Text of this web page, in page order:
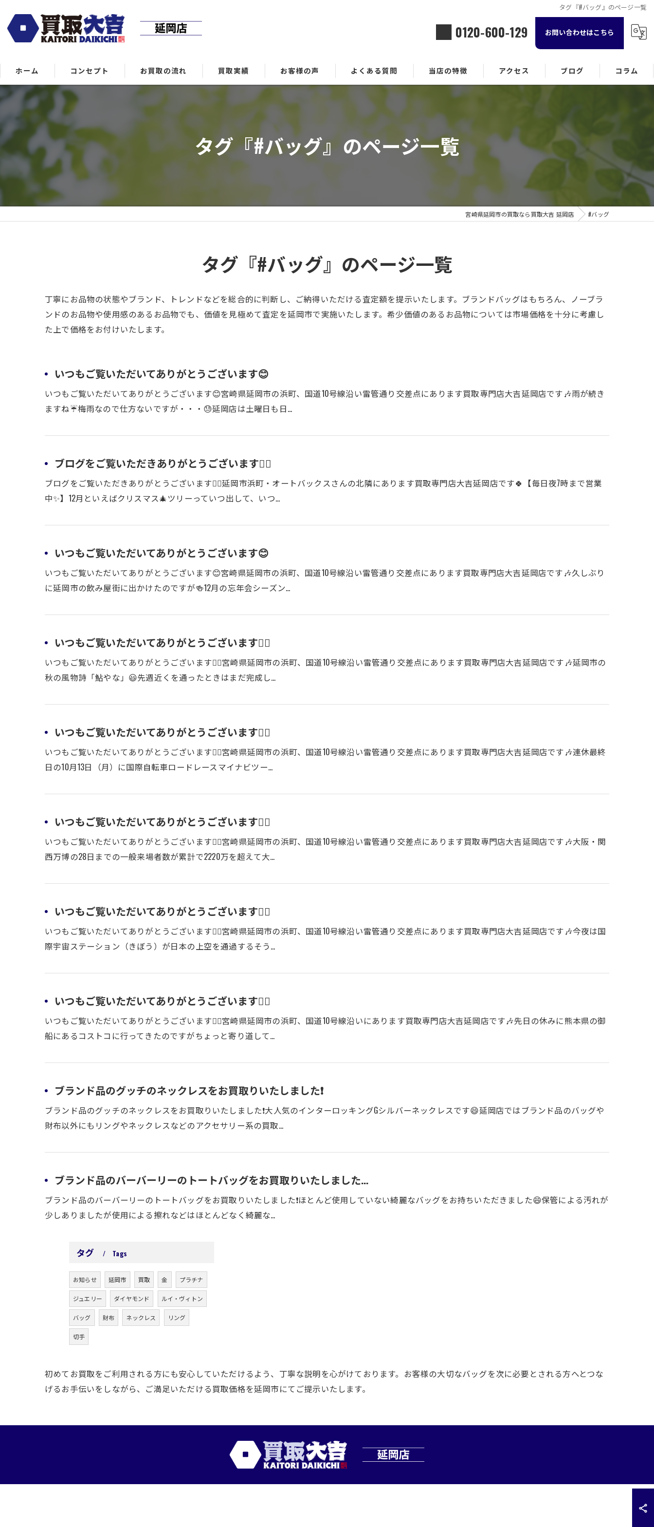
タグ『#バッグ』のページ一覧
0120-600-129 お問い合わせはこちら
ホーム コンセプト お買取の流れ 買取実績 お客様の声 よくある質問 当店の特徴
ブランド品
アクセス ブログ コラム
タグ『#バッグ』のページ一覧
宮崎県延岡市の買取なら買取大吉 延岡店 #バッグ
タグ『#バッグ』のページ一覧
丁寧にお品物の状態やブランド、トレンドなどを総合的に判断し、ご納得いただける査定額を提示いたします。ブランドバッグはもちろん、ノーブラ
ンドのお品物や使用感のあるお品物でも、価値を見極めて査定を延岡市で実施いたします。希少価値のあるお品物については市場価格を十分に考慮し
た上で価格をお付けいたします。
いつもご覧いただいてありがとうございます😊
いつもご覧いただいてありがとうございます😊宮崎県延岡市の浜町、国道10号線沿い雷管通り交差点にあります買取専門店大吉延岡店です🎶雨が続き
ますね☔梅雨なので仕方ないですが・・・😓延岡店は土曜日も日…
ブログをご覧いただきありがとうございます🙇‍♀️
ブログをご覧いただきありがとうございます🙇‍♀️延岡市浜町・オートバックスさんの北隣にあります買取専門店大吉延岡店です🍀【毎日夜7時まで営業
中✨】12月といえばクリスマス🎄ツリーっていつ出して、いつ…
いつもご覧いただいてありがとうございます😊
いつもご覧いただいてありがとうございます😊宮崎県延岡市の浜町、国道10号線沿い雷管通り交差点にあります買取専門店大吉延岡店です🎶久しぶり
に延岡市の飲み屋街に出かけたのですが🍻12月の忘年会シーズン…
いつもご覧いただいてありがとうございます🙇‍♂️
いつもご覧いただいてありがとうございます🙇‍♂️宮崎県延岡市の浜町、国道10号線沿い雷管通り交差点にあります買取専門店大吉延岡店です🎶延岡市の
秋の風物詩「鮎やな」😃先週近くを通ったときはまだ完成し…
いつもご覧いただいてありがとうございます🙇‍♂️
いつもご覧いただいてありがとうございます🙇‍♂️宮崎県延岡市の浜町、国道10号線沿い雷管通り交差点にあります買取専門店大吉延岡店です🎶連休最終
日の10月13日（月）に国際自転車ロードレースマイナビツー…
いつもご覧いただいてありがとうございます🙇‍♂️
いつもご覧いただいてありがとうございます🙇‍♂️宮崎県延岡市の浜町、国道10号線沿い雷管通り交差点にあります買取専門店大吉延岡店です🎶大阪・関
西万博の28日までの一般来場者数が累計で2220万を超えて大…
いつもご覧いただいてありがとうございます🙇‍♂️
いつもご覧いただいてありがとうございます🙇‍♂️宮崎県延岡市の浜町、国道10号線沿い雷管通り交差点にあります買取専門店大吉延岡店です🎶今夜は国
際宇宙ステーション（きぼう）が日本の上空を通過するそう…
いつもご覧いただいてありがとうございます🙇‍♂️
いつもご覧いただいてありがとうございます🙇‍♂️宮崎県延岡市の浜町、国道10号線沿いにあります買取専門店大吉延岡店です🎶先日の休みに熊本県の御
船にあるコストコに行ってきたのですがちょっと寄り道して…
ブランド品のグッチのネックレスをお買取りいたしました❗
ブランド品のグッチのネックレスをお買取りいたしました❗大人気のインターロッキングGシルバーネックレスです😄延岡店ではブランド品のバッグや
財布以外にもリングやネックレスなどのアクセサリー系の買取…
ブランド品のバーバーリーのトートバッグをお買取りいたしました...
ブランド品のバーバーリーのトートバッグをお買取りいたしました❗ほとんど使用していない綺麗なバッグをお持ちいただきました😄保管による汚れが
少しありましたが使用による擦れなどはほとんどなく綺麗な…
タグ Tags
お知らせ 延岡市 買取 金 プラチナ
ジュエリー ダイヤモンド ルイ・ヴィトン
バッグ 財布 ネックレス リング
切手
初めてお買取をご利用される方にも安心していただけるよう、丁寧な説明を心がけております。お客様の大切なバッグを次に必要とされる方へとつな
げるお手伝いをしながら、ご満足いただける買取価格を延岡市にてご提示いたします。